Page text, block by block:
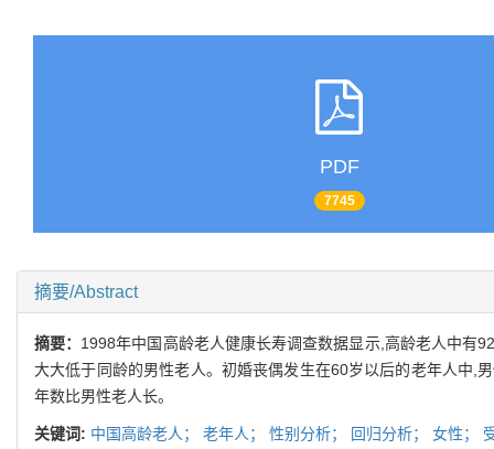
PDF
7745
摘要/Abstract
摘要： 1998年中国高龄老人健康长寿调查数据显示,高龄老人中有
大大低于同龄的男性老人。初婚丧偶发生在60岁以后的老年人中,
年数比男性老人长。
关键词: 中国高龄老人； 老年人； 性别分析； 回归分析； 女性；